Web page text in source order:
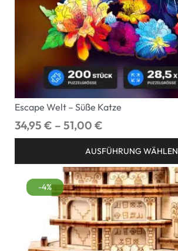
Escape Welt – Süße Katze
34,95 € – 51,00 €
AUSFÜHRUNG WÄHLEN
-4%